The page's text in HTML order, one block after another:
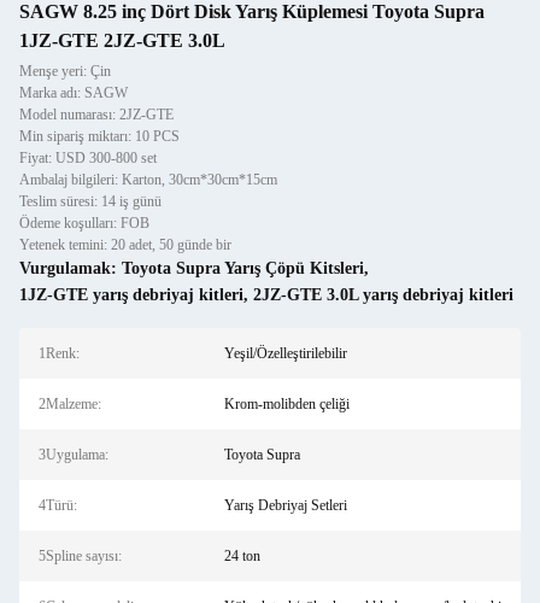
SAGW 8.25 inç Dört Disk Yarış Küplemesi Toyota Supra
1JZ-GTE 2JZ-GTE 3.0L
Menşe yeri: Çin
Marka adı: SAGW
Model numarası: 2JZ-GTE
Min sipariş miktarı: 10 PCS
Fiyat: USD 300-800 set
Ambalaj bilgileri: Karton, 30cm*30cm*15cm
Teslim süresi: 14 iş günü
Ödeme koşulları: FOB
Yetenek temini: 20 adet, 50 günde bir
Vurgulamak: Toyota Supra Yarış Çöpü Kitsleri,
1JZ-GTE yarış debriyaj kitleri, 2JZ-GTE 3.0L yarış debriyaj kitleri
1Renk: Yeşil/Özelleştirilebilir
2Malzeme: Krom-molibden çeliği
3Uygulama: Toyota Supra
4Türü: Yarış Debriyaj Setleri
5Spline sayısı: 24 ton